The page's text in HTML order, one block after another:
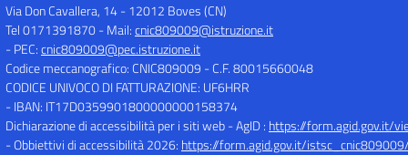
Via Don Cavallera, 14-12012 Boves (CN)
Tel 0171391870- Mail:cnic809009@istruzione.it
- PEC:cnic809009@pec.istruzione.it
Codice meccanografico: CNIC809009 - C.F. 80015660048
CODICE UNIVOCO DI FATTURAZIONE: UF6HRR
- IBAN: IT17D0359901800000000158374
Dichiarazione di accessibilità per i siti web - AgID : https://form.agid.gov.it/
- Obbiettivi di accessibilità 2026: https://form.agid.gov.it/